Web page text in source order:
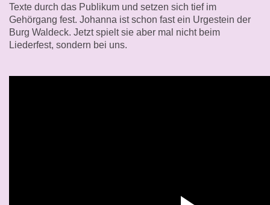
Texte durch das Publikum und setzen sich tief im
Gehörgang fest. Johanna ist schon fast ein Urgestein der
Burg Waldeck. Jetzt spielt sie aber mal nicht beim
Liederfest, sondern bei uns.